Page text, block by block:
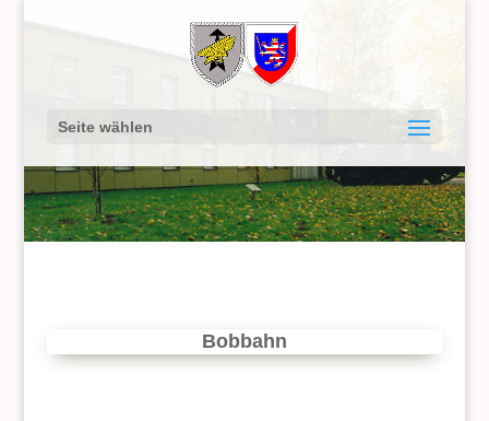
Seite wählen
Bobbahn